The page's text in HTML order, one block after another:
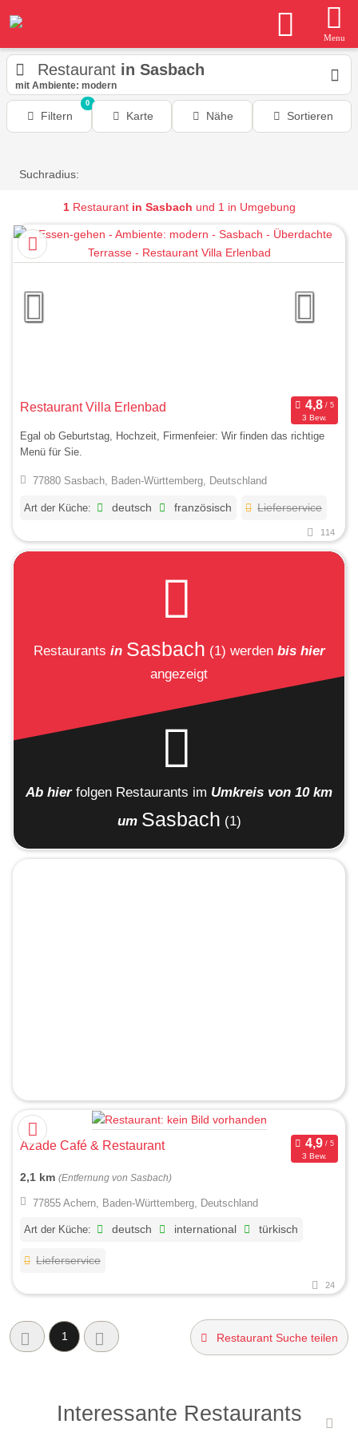
Menu
Restaurant in Sasbach
mit Ambiente: modern
Filtern
0
Karte Nähe Sortieren
Suchradius:
1Restaurant in Sasbach und 1 in Umgebung
Restaurant Villa Erlenbad
3 Bew.
Egal ob Geburtstag, Hochzeit, Firmenfeier: Wir finden das richtige
Menü für Sie.
77880 Sasbach, Baden-Württemberg, Deutschland
Art der Küche: deutsch französisch Lieferservice
114
Restaurants in Sasbach (1) werden bis hier
angezeigt
Ab hier folgen Restaurants im Umkreis von 10 km
um Sasbach (1)
Azade Café & Restaurant
3 Bew.
2,1 km (Entfernung von Sasbach)
77855 Achern, Baden-Württemberg, Deutschland
Art der Küche: deutsch international türkisch
Lieferservice
24
1 Restaurant Suche teilen
Interessante Restaurants